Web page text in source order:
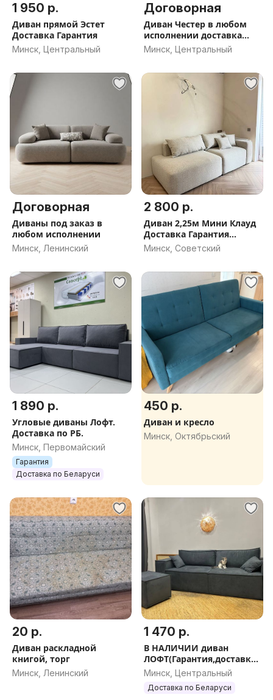
1 950 р.
Диван прямой Эстет
Доставка Гарантия
Минск, Центральный
Договорная
Диван Честер в любом
исполнении доставка
гарантия
Минск, Центральный
Договорная
Диваны под заказ в
любом исполнении
Минск, Ленинский
2 800 р.
Диван 2,25м Мини Клауд
Доставка Гарантия
Рассрочка
Минск, Советский
1 890 р.
Угловые диваны Лофт.
Доставка по РБ.
Минск, Первомайский
Гарантия
Доставка по Беларуси
450 р.
Диван и кресло
Минск, Октябрьский
20 р.
Диван раскладной
книгой, торг
Минск, Ленинский
1 470 р.
В НАЛИЧИИ диван
ЛОФТ(Гарантия,доставка)
Разные расцветки.
Минск, Центральный
Доставка по Беларуси